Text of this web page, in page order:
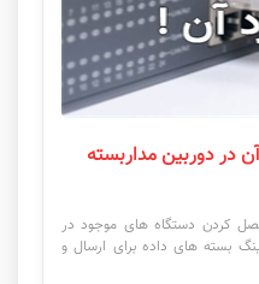
در دوربین مداربسته
کردن دستگاه های موجود در
بسته های داده برای ارسال و